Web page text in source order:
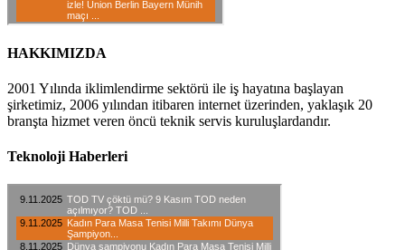
HAKKIMIZDA
2001 Yılında iklimlendirme sektörü ile iş hayatına başlayan
şirketimiz, 2006 yılından itibaren internet üzerinden, yaklaşık 20
branşta hizmet veren öncü teknik servis kuruluşlardandır.
Teknoloji Haberleri